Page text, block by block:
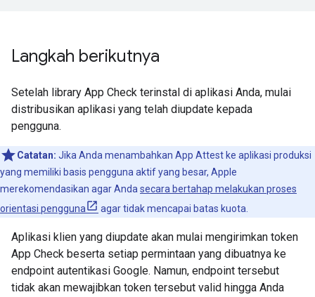
Langkah berikutnya
Setelah library App Check terinstal di aplikasi Anda, mulai
distribusikan aplikasi yang telah diupdate kepada
pengguna.
Catatan: Jika Anda menambahkan App Attest ke aplikasi produksi
yang memiliki basis pengguna aktif yang besar, Apple
merekomendasikan agar Anda secara bertahap melakukan proses
orientasi pengguna
agar tidak mencapai batas kuota.
Aplikasi klien yang diupdate akan mulai mengirimkan token
App Check beserta setiap permintaan yang dibuatnya ke
endpoint autentikasi Google. Namun, endpoint tersebut
tidak akan mewajibkan token tersebut valid hingga Anda